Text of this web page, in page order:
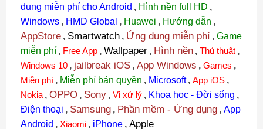
dụng miễn phí cho Android , Hình nền full HD ,
Windows , HMD Global , Huawei , Hướng dẫn ,
AppStore , Smartwatch , Ứng dụng miễn phí , Game
miễn phí , Free App , Wallpaper , Hình nền , Thủ thuật ,
Windows 10 , jailbreak iOS , App Windows , Games ,
Miễn phí , Miễn phí bản quyền , Microsoft , App iOS ,
Nokia , OPPO , Sony , Vi xử lý , Khoa học - Đời sống ,
Điện thoại , Samsung , Phần mềm - Ứng dụng , App
Android , Xiaomi , iPhone , Apple